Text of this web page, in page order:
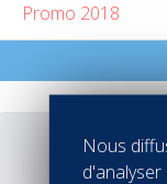
Promo 2018
Nous